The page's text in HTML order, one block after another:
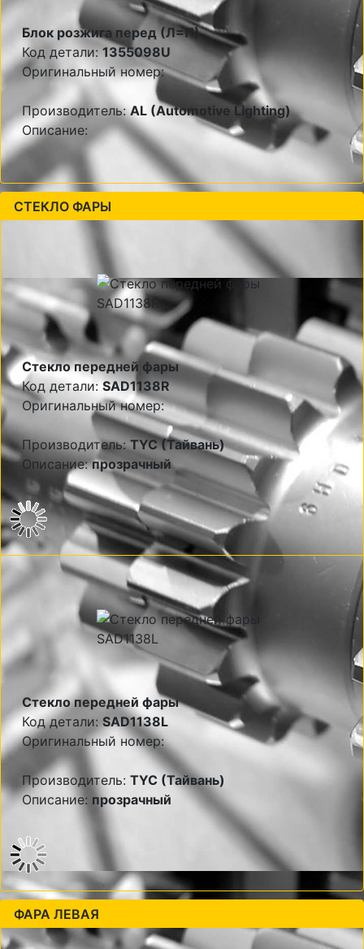
Блок розжига перед (Л=П)
Код детали:1355098U
Оригинальный номер:
Производитель:AL (Automotive Lighting)
Описание:
СТЕКЛО ФАРЫ
Стекло передней фары
Код детали: SAD1138R
Оригинальный номер:
Производитель:TYC (Тайвань)
Описание:прозрачный
Стекло передней фары
Код детали: SAD1138L
Оригинальный номер:
Производитель: TYC (Тайвань)
Описание: прозрачный
ФАРА ЛЕВАЯ